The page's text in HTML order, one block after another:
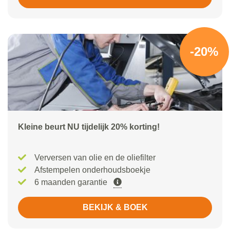
-20%
Kleine beurt NU tijdelijk 20% korting!
Verversen van olie en de oliefilter
Afstempelen onderhoudsboekje
6 maanden garantie
BEKIJK & BOEK